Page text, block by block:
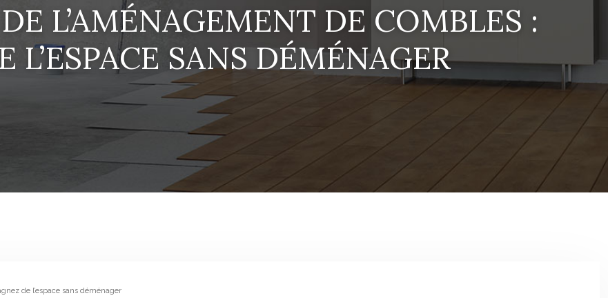
L’AMÉNAGEMENT DE COMBLES :
L’ESPACE SANS DÉMÉNAGER
de l’espace sans déménager